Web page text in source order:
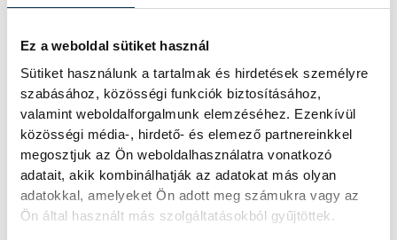
Ez a weboldal sütiket használ
Sütiket használunk a tartalmak és hirdetések személyre
szabásához, közösségi funkciók biztosításához,
valamint weboldalforgalmunk elemzéséhez. Ezenkívül
közösségi média-, hirdető- és elemező partnereinkkel
megosztjuk az Ön weboldalhasználatra vonatkozó
adatait, akik kombinálhatják az adatokat más olyan
adatokkal, amelyeket Ön adott meg számukra vagy az
Ön által használt más szolgáltatásokból gyűjtöttek.
Bacsák Milán hangsúlyozta, kollégáival
törekszik folyamatos mellérendeltségben
dolgozni, mindenkit becsül, tisztel, hálás a
lelkiismeret munkáért. A hétköznapokban
nagy segítségére van felesége,Henrietta
is, együttes erővel emelkednek felül az
akadályokon. Ha az igények megkövetelik,
a Metisz Halsütöde nemcsak szezonálisan,
hanem éves szinten is várja majd